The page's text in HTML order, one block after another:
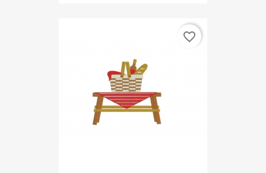
favorite_border